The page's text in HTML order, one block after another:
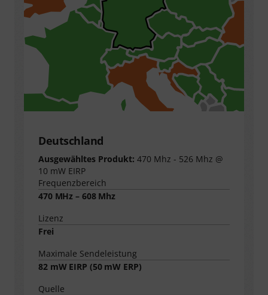
Deutschland
Ausgewähltes Produkt: 470 Mhz - 526 Mhz @
10 mW EIRP
Frequenzbereich
470 MHz – 608 Mhz
Lizenz
Frei
Maximale Sendeleistung
82mW EIRP (50mW ERP)
Quelle